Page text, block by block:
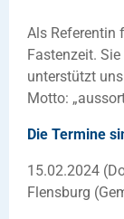
Als Referentin
Fastenzeit.
unterstützt
Motto:
Die Termine
15.02.2024
Flensburg